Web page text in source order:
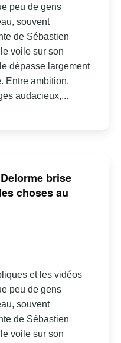
peu de gens
souvent
de Sébastien
voile sur son
dépasse largement
Entre ambition,
audacieux,...
brise
choses au
et les vidéos
peu de gens
souvent
de Sébastien
voile sur son